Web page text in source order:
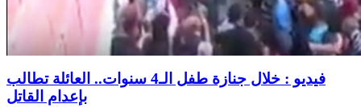
فيديو : خلال جنازة طفل الـ4 سنوات.. العائلة تطالب
بإعدام القاتل